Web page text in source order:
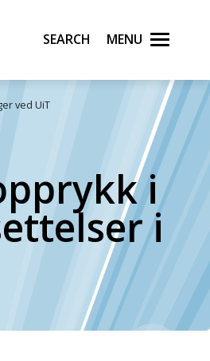
Search Menu
ved UiT
i
i